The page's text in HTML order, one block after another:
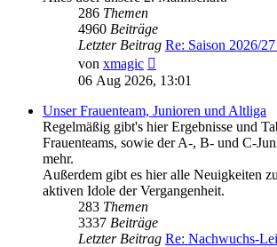
286 Themen
4960 Beiträge
Letzter Beitrag Re: Saison 2026/
von xmagic
Beitrag
06 Aug 2026, 13:01
Unser Frauenteam, Junioren und Altliga
Regelmäßig gibt's hier Ergebnisse und
Frauenteams, sowie der A-, B- und C-
mehr.
Außerdem gibt es hier alle Neuigkeiten
aktiven Idole der Vergangenheit.
283 Themen
3337 Beiträge
Letzter Beitrag Re: Nachwuchs-